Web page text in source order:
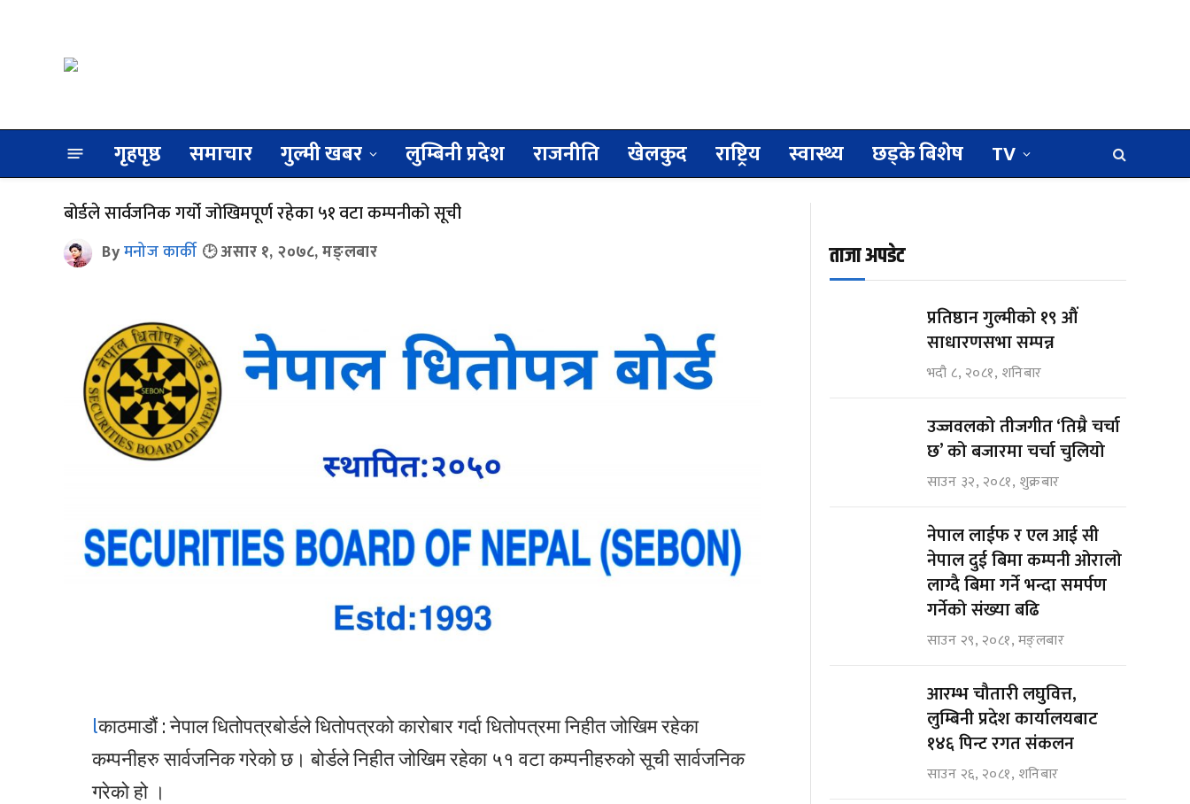
गृहपृष्ठ समाचार गुल्मी खबर लुम्बिनी प्रदेश राजनीति खेलकुद राष्ट्रिय स्वास्थ्य छड्के बिशेष TV
बोर्डले सार्वजनिक गर्यो जोखिमपूर्ण रहेका ५१ वटा कम्पनीको सूची
Byमनोज कार्की असार १, २०७८, मङ्लबार
lकाठमाडौं : नेपाल धितोपत्रबोर्डले धितोपत्रको कारोबार गर्दा धितोपत्रमा निहीत जोखिम रहेका
कम्पनीहरु सार्वजनिक गरेको छ। बोर्डले निहीत जोखिम रहेका ५१ वटा कम्पनीहरुको सूची सार्वजनिक
गरेको हो ।
ताजा अपडेट
प्रतिष्ठान गुल्मीको १९ औं
साधारणसभा सम्पन्न
भदौ ८, २०८१, शनिबार
उज्जवलको तीजगीत ‘तिम्रै चर्चा
छ’ को बजारमा चर्चा चुलियो
साउन ३२, २०८१, शुक्रबार
नेपाल लाईफ र एल आई सी
नेपाल दुई बिमा कम्पनी ओरालो
लाग्दै बिमा गर्ने भन्दा समर्पण
गर्नेको संख्या बढि
साउन २९, २०८१, मङ्लबार
आरम्भ चौतारी लघुवित्त,
लुम्बिनी प्रदेश कार्यालयबाट
१४६ पिन्ट रगत संकलन
साउन २६, २०८१, शनिबार